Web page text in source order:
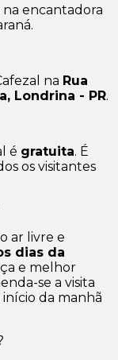
na encantadora
na Rua
Londrina - PR.
é gratuita. É
os visitantes
ar livre e
dias da
e melhor
se a visita
da manhã